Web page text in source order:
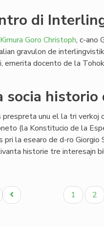
di
Kimura Goro Christoph, c-ano
gravulon de
emerita docento de la
socia
prespreta unu el la tri verkoj
(la Konstitucio de la
pri la esearo de d-ro Giorgio
historie tre interesajn
Antaŭa
paĝo
Paĝo
1 2